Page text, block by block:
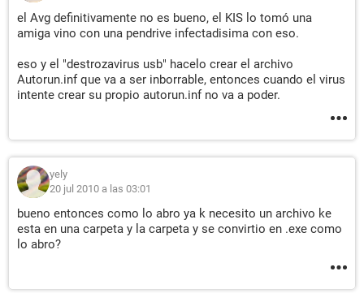
el Avg definitivamente no es bueno, el KIS lo tomó una
amiga vino con una pendrive infectadisima con eso.
eso y el "destrozavirus usb" hacelo crear el archivo
Autorun.inf que va a ser inborrable, entonces cuando el virus
intente crear su propio autorun.inf no va a poder.
yely
20 jul 2010 a las 03:01
bueno entonces como lo abro ya k necesito un archivo ke
esta en una carpeta y la carpeta y se convirtio en .exe como
lo abro?